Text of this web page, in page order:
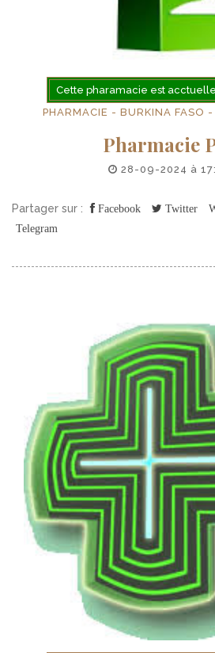
Cette pharamacie est
PHARMACIE - BURKINA FASO
Pharmacie
28-09-2024 à
Partager sur : Facebook Twitter
Telegram